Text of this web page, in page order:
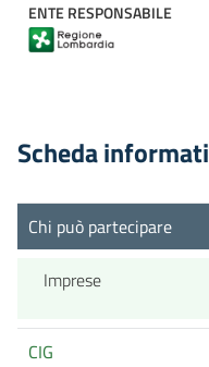
ENTE RESPONSABILE
Scheda
Chi può partecipare
Imprese
CIG